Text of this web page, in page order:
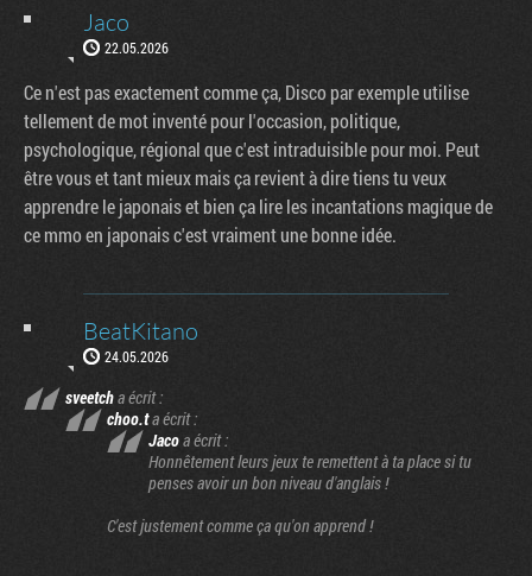
Jaco
22.05.2026
Ce n'est pas exactement comme ça, Disco par exemple utilise
tellement de mot inventé pour l'occasion, politique,
psychologique, régional que c'est intraduisible pour moi. Peut
être vous et tant mieux mais ça revient à dire tiens tu veux
apprendre le japonais et bien ça lire les incantations magique de
ce mmo en japonais c'est vraiment une bonne idée.
BeatKitano
24.05.2026
sveetcha écrit :
choo.ta écrit :
Jacoa écrit :
Honnêtement leurs jeux te remettent à ta place si tu
penses avoir un bon niveau d'anglais !
C'est justement comme ça qu'on apprend !